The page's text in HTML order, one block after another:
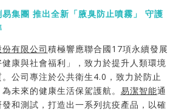
集團 推出全新「腋臭防止噴霧」 守護
有限公司積極響應聯合國17項永續發展
康與社會福利」，致力於提升人類環境
公司專注於公共衛生4.0，致力於防止
未來的健康生活保駕護航。 易潔智能通
和測試，打造出一系列抗疫產品，以確